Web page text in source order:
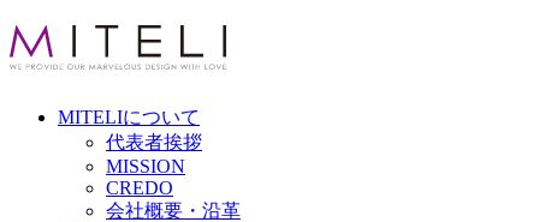
MITELIについて
代表者挨拶
MISSION
CREDO
会社概要・沿革